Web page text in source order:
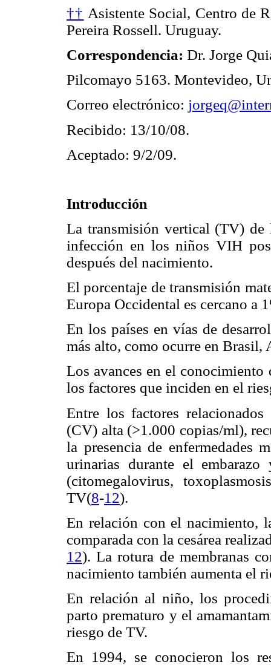
†† Asistente Social, Centro de
Pereira Rossell. Uruguay.
Correspondencia: Dr. Jorge
Pilcomayo 5163. Montevideo,
Correo electrónico:
Recibido: 13/10/08.
Aceptado: 9/2/09.
Introducción
La transmisión vertical (TV)
infección en los niños VIH
después del nacimiento.
El porcentaje de transmisión
Europa Occidental es cercano a
En los países en vías de
más alto, como ocurre en
Los avances en el conocimiento
los factores que inciden en el
Entre los factores
(CV) alta (>1.000 copias/ml),
la presencia de enfermedades
urinarias durante el
(citomegalovirus,
TV(8-12).
En relación con el nacimiento,
comparada con la cesárea
12). La rotura de membranas
nacimiento también aumenta el
En relación al niño, los
parto prematuro y el
riesgo de TV.
En 1994, se conocieron los